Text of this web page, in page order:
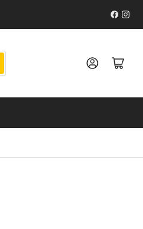
Iniciar sesiónAbrir cesta